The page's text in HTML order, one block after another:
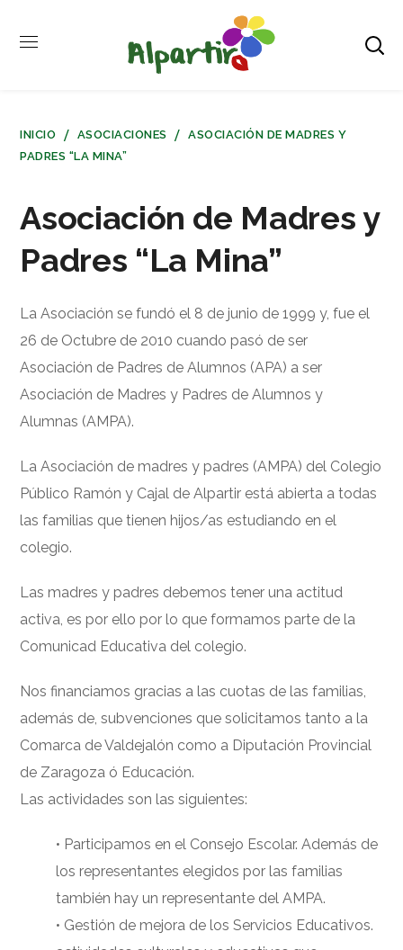
INICIO ASOCIACIONES
ASOCIACIÓN DE MADRES Y
PADRES “LA MINA”
Asociación de Madres y
Padres “La Mina”
La Asociación se fundó el 8 de junio de 1999 y, fue el
26 de Octubre de 2010 cuando pasó de ser
Asociación de Padres de Alumnos (APA) a ser
Asociación de Madres y Padres de Alumnos y
Alumnas (AMPA).
La Asociación de madres y padres (AMPA) del Colegio
Público Ramón y Cajal de Alpartir está abierta a todas
las familias que tienen hijos/as estudiando en el
colegio.
Las madres y padres debemos tener una actitud
activa, es por ello por lo que formamos parte de la
Comunicad Educativa del colegio.
Nos financiamos gracias a las cuotas de las familias,
además de, subvenciones que solicitamos tanto a la
Comarca de Valdejalón como a Diputación Provincial
de Zaragoza ó Educación.
Las actividades son las siguientes:
• Participamos en el Consejo Escolar. Además de
los representantes elegidos por las familias
también hay un representante del AMPA.
• Gestión de mejora de los Servicios Educativos.